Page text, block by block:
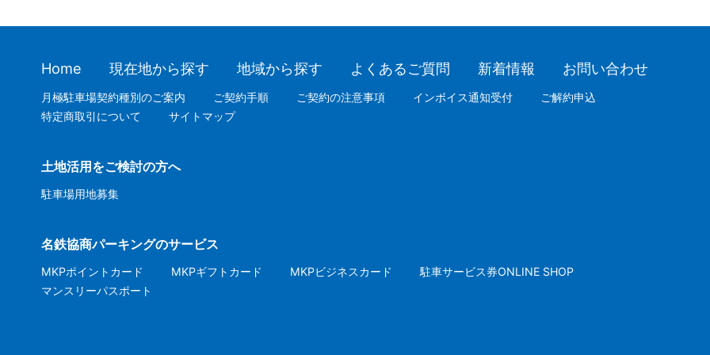
Home 現在地から探す 地域から探す よくあるご質問 新着情報 お問い合わせ
月極駐車場契約種別のご案内 ご契約手順 ご契約の注意事項 インボイス通知受付
ご解約申込
特定商取引について
サイトマップ
土地活用をご検討の方へ
駐車場用地募集
名鉄協商パーキングのサービス
MKPポイントカード MKPギフトカード MKPビジネスカード
駐車サービス券ONLINE SHOP
マンスリーパスポート